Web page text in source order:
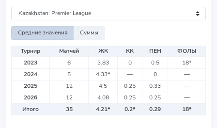
Средние значения Суммы
Турнир Матчей ЖК КК ПЕН
ФОЛЫ
2023
6 3.83 0 0.5 18*
2024
5 4.33* — 0
—
2025
12 4.5 0.25 0.33
—
2026
12 4.08 0.25 0.25
—
Итого
35 4.21* 0.2* 0.29 18*